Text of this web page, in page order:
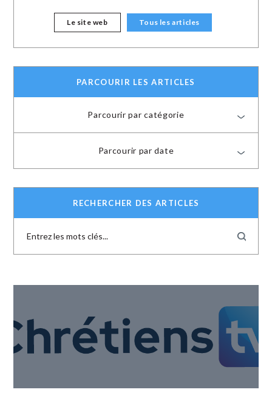
Le site web Tous les articles
PARCOURIR LES ARTICLES
Parcourir par catégorie
Parcourir par date
RECHERCHER DES ARTICLES